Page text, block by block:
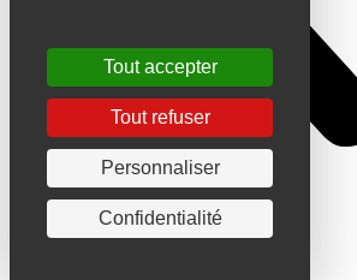
Tout accepter
Tout refuser
Personnaliser
Confidentialité